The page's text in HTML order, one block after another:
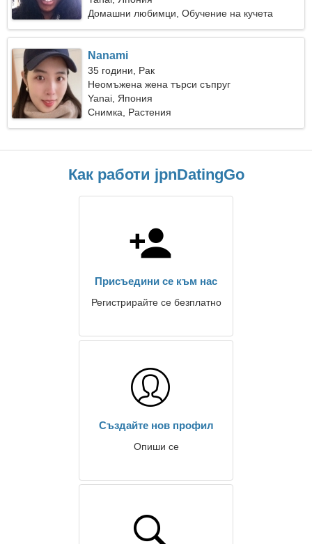
Домашни любимци, Обучение на кучета
Nanami
35 години, Рак
Неомъжена жена търси съпруг
Yanai, Япония
Снимка, Растения
Как работи jpnDatingGo
Присъедини се към нас
Регистрирайте се безплатно
Създайте нов профил
Опиши се